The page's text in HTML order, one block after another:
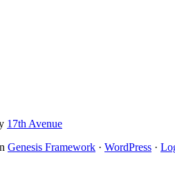
17th Avenue
Genesis Framework · WordPress ·